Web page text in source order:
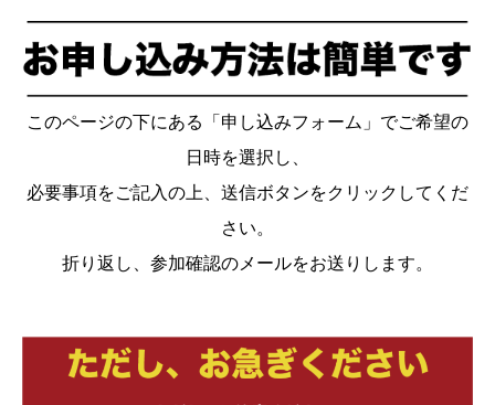
このページの下にある「申し込みフォーム」でご希望の
日時を選択し、
必要事項をご記入の上、送信ボタンをクリックしてくだ
さい。
折り返し、参加確認のメールをお送りします。